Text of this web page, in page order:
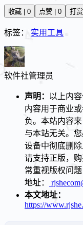
收藏 | 0 点赞 | 0 打赏
标签： 实用工具
软件社管理员
声明： 以上内
内容用于商业
负。本站内容
与本站无关。
设备中彻底删
请支持正版，
常重视版权问
地址：
本文地址：
https://